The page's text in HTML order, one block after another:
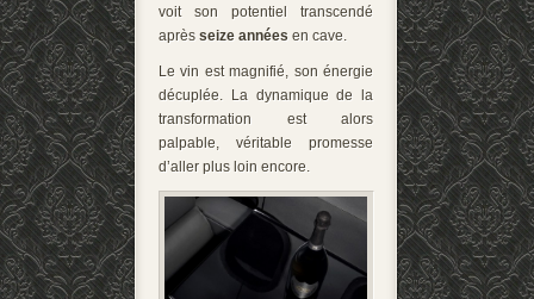
voit son potentiel transcendé
après seize années en cave.
Le vin est magnifié, son énergie
décuplée. La dynamique de la
transformation est alors
palpable, véritable promesse
d’aller plus loin encore.